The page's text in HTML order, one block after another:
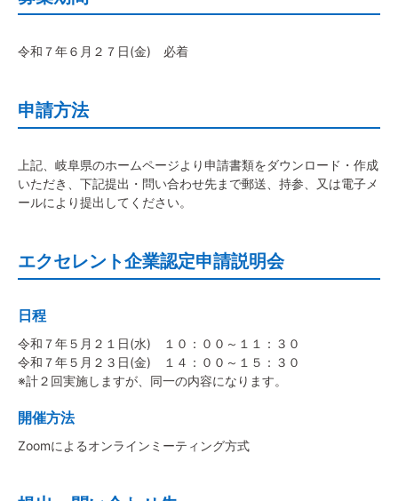
令和７年６月２７日(金) 必着
申請方法
上記、岐阜県のホームページより申請書類をダウンロード・作成
いただき、下記提出・問い合わせ先まで郵送、持参、又は電子メ
ールにより提出してください。
エクセレント企業認定申請説明会
日程
令和７年５月２１日(水) １０：００～１１：３０
令和７年５月２３日(金) １４：００～１５：３０
※計２回実施しますが、同一の内容になります。
開催方法
Zoomによるオンラインミーティング方式